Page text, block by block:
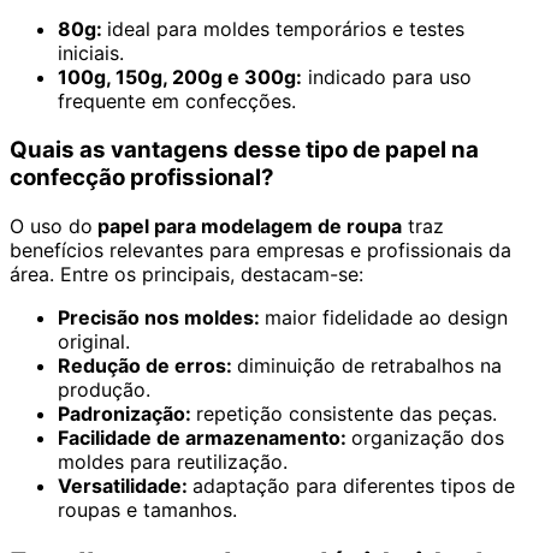
80g: ideal para moldes temporários e testes
iniciais.
100g, 150g, 200g e 300g: indicado para uso
frequente em confecções.
Quais as vantagens desse tipo de papel na
confecção profissional?
O uso do papel para modelagem de roupa traz
benefícios relevantes para empresas e profissionais da
área. Entre os principais, destacam-se:
Precisão nos moldes: maior fidelidade ao design
original.
Redução de erros: diminuição de retrabalhos na
produção.
Padronização: repetição consistente das peças.
Facilidade de armazenamento: organização dos
moldes para reutilização.
Versatilidade: adaptação para diferentes tipos de
roupas e tamanhos.